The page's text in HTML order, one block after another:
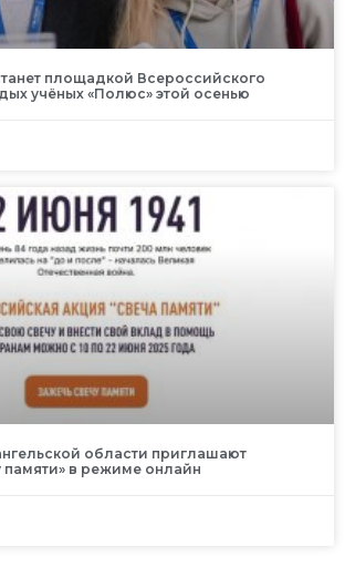
площадкой Всероссийского
учёных «Полюс» этой осенью
области приглашают
памяти» в режиме онлайн